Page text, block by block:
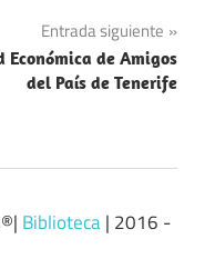
Entrada siguiente
de Amigos
del País de Tenerife
Biblioteca| 2016 -